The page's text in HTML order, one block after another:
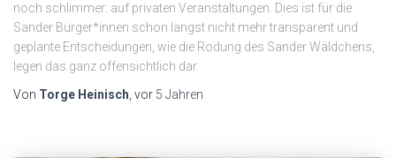
noch schlimmer: auf privaten Veranstaltungen. Dies ist für die
Sander Bürger*innen schon längst nicht mehr transparent und
geplante Entscheidungen, wie die Rodung des Sander Wäldchens,
legen das ganz offensichtlich dar.
Von Torge Heinisch, vor 5 Jahren